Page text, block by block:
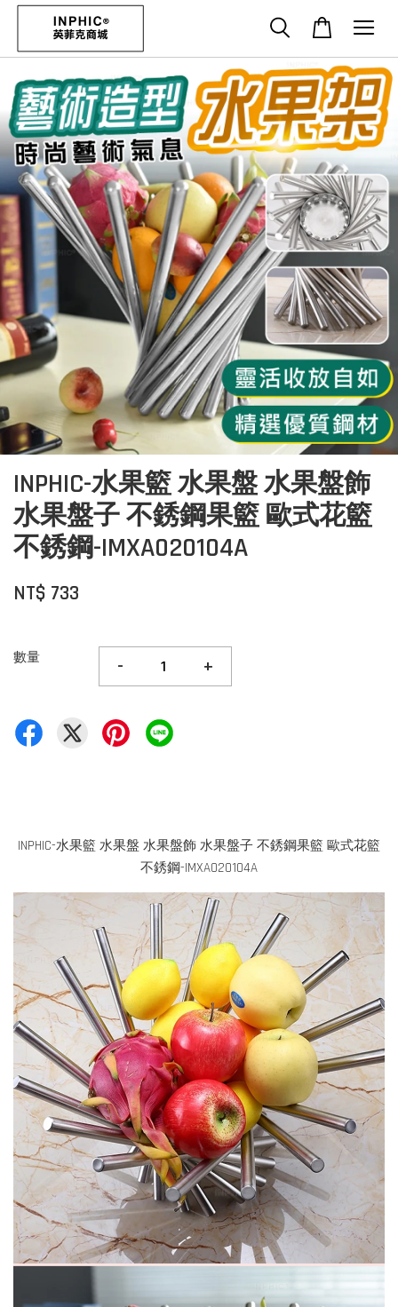
INPHIC-水果籃 水果盤 水果盤飾
水果盤子 不銹鋼果籃 歐式花籃
不銹鋼-IMXA020104A
NT$ 733
數量 - +
INPHIC-水果籃 水果盤 水果盤飾 水果盤子 不銹鋼果籃 歐式花籃
不銹鋼-IMXA020104A